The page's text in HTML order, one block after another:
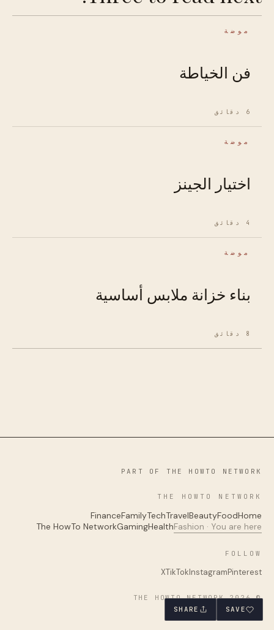
موضة
فن الخياطة
6 دقائق
موضة
اختيار الجينز
4 دقائق
موضة
بناء خزانة ملابس أساسية
8 دقائق
PART OF THE HOWTO NETWORK
THE HOWTO NETWORK
Home
Food
Beauty
Travel
Tech
Family
Finance
Fashion · You are here
Health
Gaming
The HowTo Network
FOLLOW
Pinterest
Instagram
TikTok
X
© 2026 THE HOWTO NETWORK
SAVE
SHARE